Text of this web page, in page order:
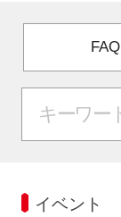
FAQ
イベント